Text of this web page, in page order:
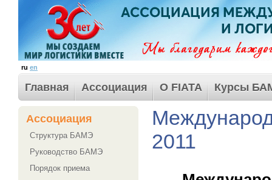
ru en
Главная Ассоциация О FIATA Курсы
Ассоциация
Структура БАМЭ
Руководство БАМЭ
Порядок приема
2011